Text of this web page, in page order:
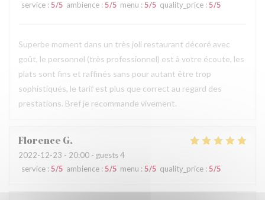
service : 5/5 ambience : 5/5 menu : 5/5 quality_price : 5/5
Superbe moment dans un très joli restaurant décoré avec
goût, le personnel (très professionnel) est à votre écoute, les
plats sont fins et raffinés sans pour autant être trop
sophistiqués, le tarif est plus que correct au regard des
prestations. Bref je recommande vivement.
Florence G
2022-12-23 - 20:00 - guests 4
service : 5/5 ambience : 5/5 menu : 5/5 quality_price : 5/5